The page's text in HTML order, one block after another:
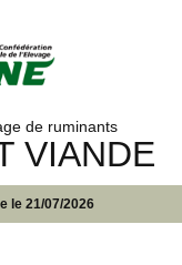
de ruminants
VIANDE
le 21/07/2026